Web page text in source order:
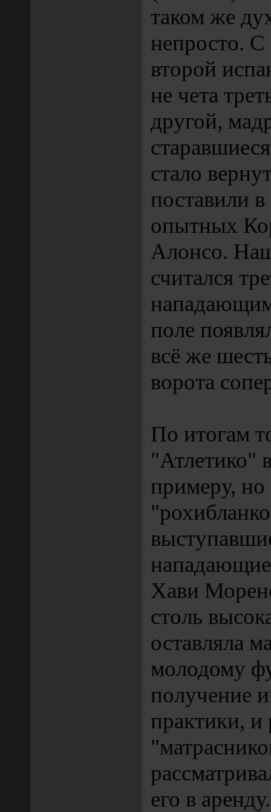
таком же
непросто.
второй
не чета
другой,
стало
поставили в
опытных
Алонсо.
считался
поле
всё же
ворота
По итогам
"Атлетико"
примеру, но
Хави
столь
оставляла
молодому
получение
практики, и
его в